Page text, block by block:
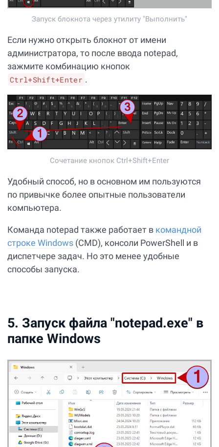
Запуск блокнота через утилиту "Выполнить"
Если нужно открыть блокнот от имени
администратора, то после ввода notepad,
зажмите комбинацию кнопок
Ctrl+Shift+Enter .
Сочетание кнопок Ctrl+Shift+Enter
Удобный способ, но в основном им пользуются
по привычке более опытные пользователи
компьютера.
Команда notepad также работает в командной
строке Windows (CMD), консоли PowerShell и в
диспетчере задач. Но это менее удобные
способы запуска.
5. Запуск файла "notepad.exe" в
папке Windows